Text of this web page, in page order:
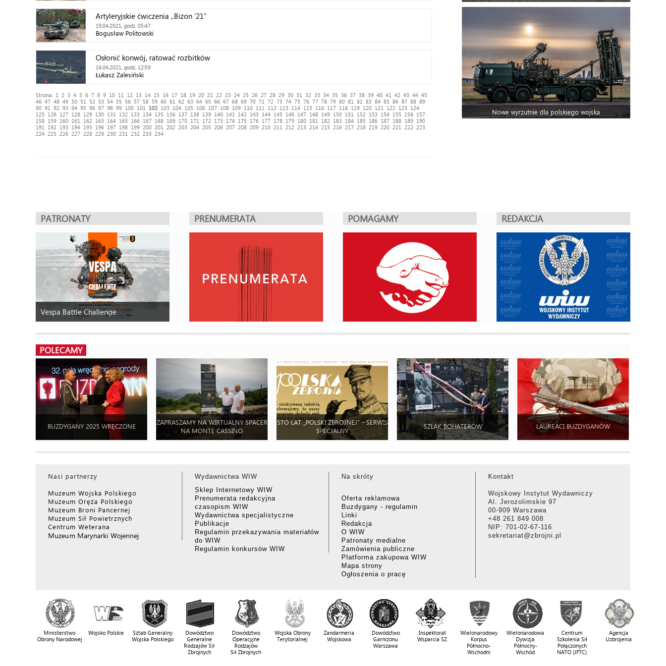
Artyleryjskie ćwiczenia „Bizon ’21”
19.04.2021, godz. 05:47
Bogusław Politowski
Osłonić konwój, ratować rozbitków
16.04.2021, godz. 12:59
Łukasz Zalesiński
Strona: 1 2 3 4 5 6 7 8 9 10 11 12 13 14 15 16 17 18 19 20 21 22 23 24 25 26 27 28 29 30 31 32 33 34 35 36 37 38 39 40 41 42 43 44 45
46 47 48 49 50 51 52 53 54 55 56 57 58 59 60 61 62 63 64 65 66 67 68 69 70 71 72 73 74 75 76 77 78 79 80 81 82 83 84 85 86 87 88 89
90 91 92 93 94 95 96 97 98 99 100 101 102 103 104 105 106 107 108 109 110 111 112 113 114 115 116 117 118 119 120 121 122 123
124
125
126 127 128 129 130 131 132 133 134 135 136 137 138 139 140 141 142 143 144 145 146 147 148 149 150 151 152 153 154 155 156 157
158 159 160 161 162 163 164 165 166 167 168 169 170 171 172 173 174 175 176 177 178 179 180 181 182 183 184 185 186 187 188 189 190
191
192 193 194 195 196 197 198 199 200 201 202 203 204 205 206 207 208 209 210 211 212 213 214 215 216 217 218 219 220 221 222
223
224 225 226 227 228 229 230 231 232 233 234
Nowe wyrzutnie dla polskiego wojska
PATRONATY
Vespa Battle Challenge
PRENUMERATA POMAGAMY REDAKCJA
POLECAMY
BUZDYGANY 2025 WRĘCZONE
ZAPRASZAMY NA WIRTUALNY SPACER
NA MONTE CASSINO
STO LAT „POLSKI ZBROJNEJ” - SERWIS
SPECJALNY
SZLAK BOHATERÓW LAUREACI BUZDYGANÓW
Nasi partnerzy
Muzeum Wojska Polskiego
Muzeum Oręża Polskiego
Muzeum Broni Pancernej
Muzeum Sił Powietrznych
Centrum Weterana
Muzeum Marynarki Wojennej
Wydawnictwa WIW
Sklep Internetowy WIW
Prenumerata redakcyjna
czasopism WIW
Wydawnictwa specjalistyczne
Publikacje
Regulamin przekazywania materiałów
do WIW
Regulamin konkursów WIW
Na skróty
Oferta reklamowa
Buzdygany - regulamin
Linki
Redakcja
O WIW
Patronaty medialne
Zamówienia publiczne
Platforma zakupowa WIW
Mapa strony
Ogłoszenia o pracę
Kontakt
Wojskowy Instytut Wydawniczy
Al. Jerozolimskie 97
00-909 Warszawa
+48 261 849 008
NIP: 701-02-67-116
sekretariat@zbrojni.pl
Ministerstwo
Obrony Narodowej
Wojsko Polskie
Sztab Generalny
Wojska Polskiego
Dowództwo
Generalne
Rodzajów Sił
Zbrojnych
Dowództwo
Operacyjne
Rodzajów
Sił Zbrojnych
Wojska Obrony
Terytorialnej
Żandarmeria
Wojskowa
Dowództwo
Garnizonu
Warszawa
Inspektorat
Wsparcia SZ
Wielonarodowy
Korpus
Północno-
Wschodni
Wielonarodowa
Dywizja
Północny-
Wschód
Centrum
Szkolenia Sił
Połączonych
NATO (JFTC)
Agencja
Uzbrojenia